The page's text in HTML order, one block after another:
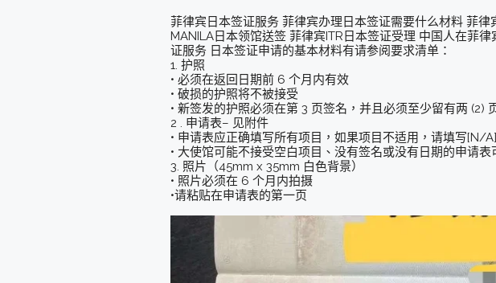
菲律宾日本签证服务 菲律宾办理日本签证需要什么材料 菲
MANILA日本领馆送签 菲律宾ITR日本签证受理 中国人在菲
证服务 日本签证申请的基本材料有请参阅要求清单：
1. 护照
• 必须在返回日期前 6 个月内有效
• 破损的护照将不被接受
• 新签发的护照必须在第 3 页签名，并且必须至少留有两 (2)
2 . 申请表– 见附件
• 申请表应正确填写所有项目，如果项目不适用，请填写[N/A]
• 大使馆可能不接受空白项目、没有签名或没有日期的申请
3. 照片（45mm x 35mm 白色背景）
• 照片必须在 6 个月内拍摄
•请粘贴在申请表的第一页